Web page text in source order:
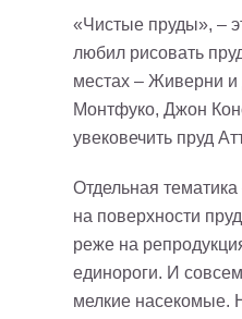
«Чистые пруды», –
любил рисовать
местах – Живерни и
Монтфуко, Джон
увековечить пруд
Отдельная
на поверхности
реже на
единороги. И
мелкие насекомые.